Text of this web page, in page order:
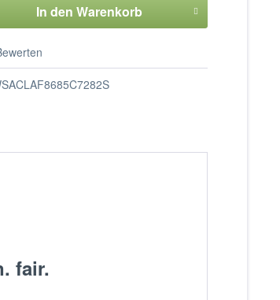
In den Warenkorb
fair.